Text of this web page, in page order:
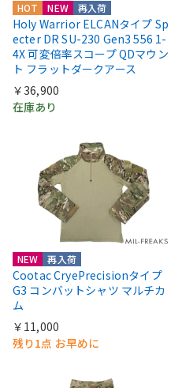
HOT NEW 再入荷
Holy Warrior ELCANタイプ Sp
ecter DR SU-230 Gen3 556 1-
4X 可変倍率スコープ QDマウン
ト フラットダークアース
￥36,900
在庫あり
NEW 再入荷
Cootac CryePrecisionタイプ
G3 コンバットシャツ マルチカ
ム
￥11,000
残り1点 お早めに